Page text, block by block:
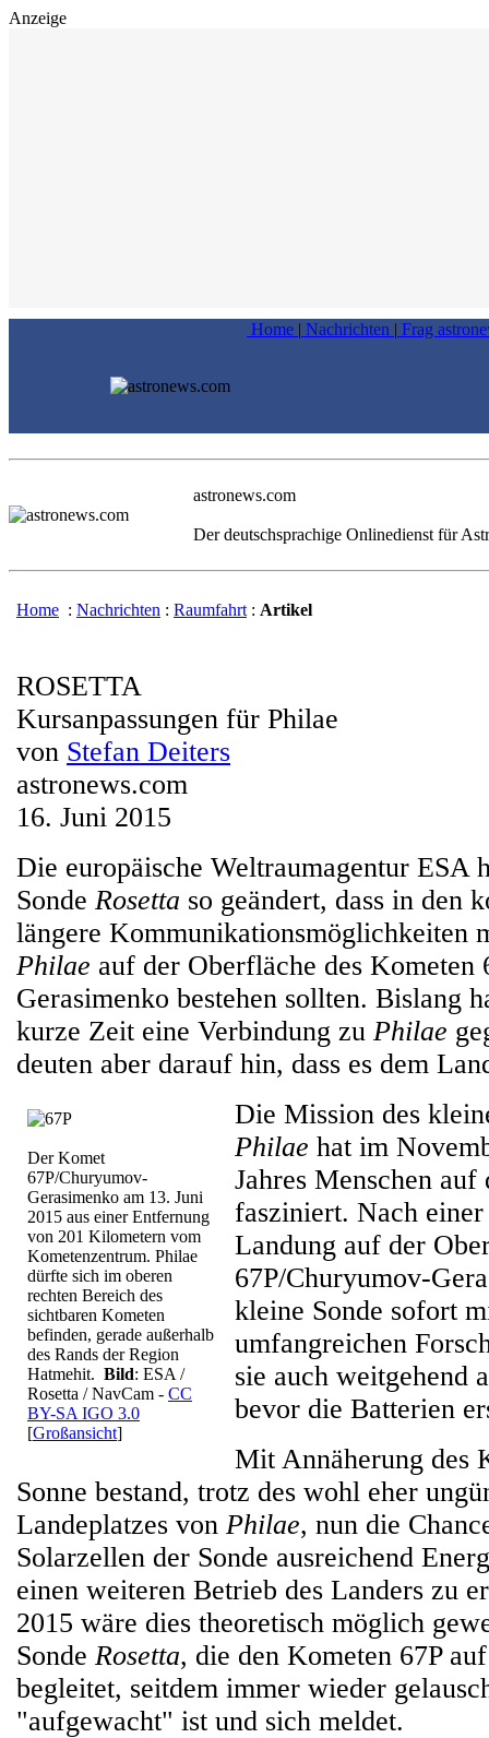
Anzeige
Home | Nachrichten | Frag
astronews.com
Der deutschsprachige Onlinedienst für
Home : Nachrichten : Raumfahrt : Artikel
ROSETTA
Kursanpassungen für Philae
von Stefan Deiters
astronews.com
16. Juni 2015
Die europäische Weltraumagentur ESA
Sonde Rosetta so geändert, dass in den
längere Kommunikationsmöglichkeiten
Philae auf der Oberfläche des Kometen
Gerasimenko bestehen sollten. Bislang
kurze Zeit eine Verbindung zu Philae
deuten aber darauf hin, dass es dem
Der Komet
67P/Churyumov-
Gerasimenko am 13. Juni
2015 aus einer Entfernung
von 201 Kilometern vom
Kometenzentrum. Philae
dürfte sich im oberen
rechten Bereich des
sichtbaren Kometen
befinden, gerade außerhalb
des Rands der Region
Hatmehit. Bild: ESA /
Rosetta / NavCam - CC
BY-SA IGO 3.0
[Großansicht]
Die Mission des
Philae hat im
Jahres Menschen
fasziniert. Nach
Landung auf der
67P/Churyumov-
kleine Sonde sofort
umfangreichen
sie auch weitgehend
bevor die Batterien
Mit Annäherung des
Sonne bestand, trotz des wohl eher
Landeplatzes von Philae, nun die
Solarzellen der Sonde ausreichend
einen weiteren Betrieb des Landers zu
2015 wäre dies theoretisch möglich
Sonde Rosetta, die den Kometen 67P
begleitet, seitdem immer wieder
"aufgewacht" ist und sich meldet.